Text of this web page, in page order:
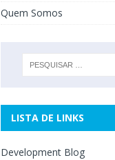
Quem Somos
LISTA DE LINKS
Development Blog